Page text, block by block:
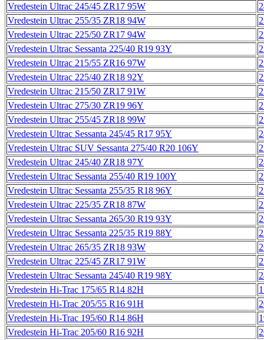
Vredestein Ultrac 245/45 ZR17 95W
Vredestein Ultrac 255/35 ZR18 94W
Vredestein Ultrac 225/50 ZR17 94W
Vredestein Ultrac Sessanta 225/40 R19 93Y
Vredestein Ultrac 215/55 ZR16 97W
Vredestein Ultrac 225/40 ZR18 92Y
Vredestein Ultrac 215/50 ZR17 91W
Vredestein Ultrac 275/30 ZR19 96Y
Vredestein Ultrac 255/45 ZR18 99W
Vredestein Ultrac Sessanta 245/45 R17 95Y
Vredestein Ultrac SUV Sessanta 275/40 R20 106Y
Vredestein Ultrac 245/40 ZR18 97Y
Vredestein Ultrac Sessanta 255/40 R19 100Y
Vredestein Ultrac Sessanta 255/35 R18 96Y
Vredestein Ultrac 225/35 ZR18 87W
Vredestein Ultrac Sessanta 265/30 R19 93Y
Vredestein Ultrac Sessanta 225/35 R19 88Y
Vredestein Ultrac 265/35 ZR18 93W
Vredestein Ultrac 225/45 ZR17 91W
Vredestein Ultrac Sessanta 245/40 R19 98Y
Vredestein Hi-Trac 175/65 R14 82H
Vredestein Hi-Trac 205/55 R16 91H
Vredestein Hi-Trac 195/60 R14 86H
Vredestein Hi-Trac 205/60 R16 92H